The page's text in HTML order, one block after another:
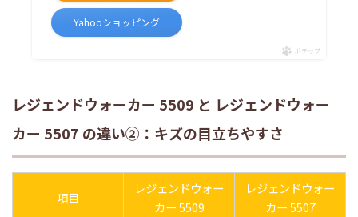
Yahooショッピング
ポチップ
レジェンドウォーカー 5509 と レジェンドウォー
カー 5507 の違い②：キズの目立ちやすさ
項目
レジェンドウォー
カー 5509
レジェンドウォー
カー 5507